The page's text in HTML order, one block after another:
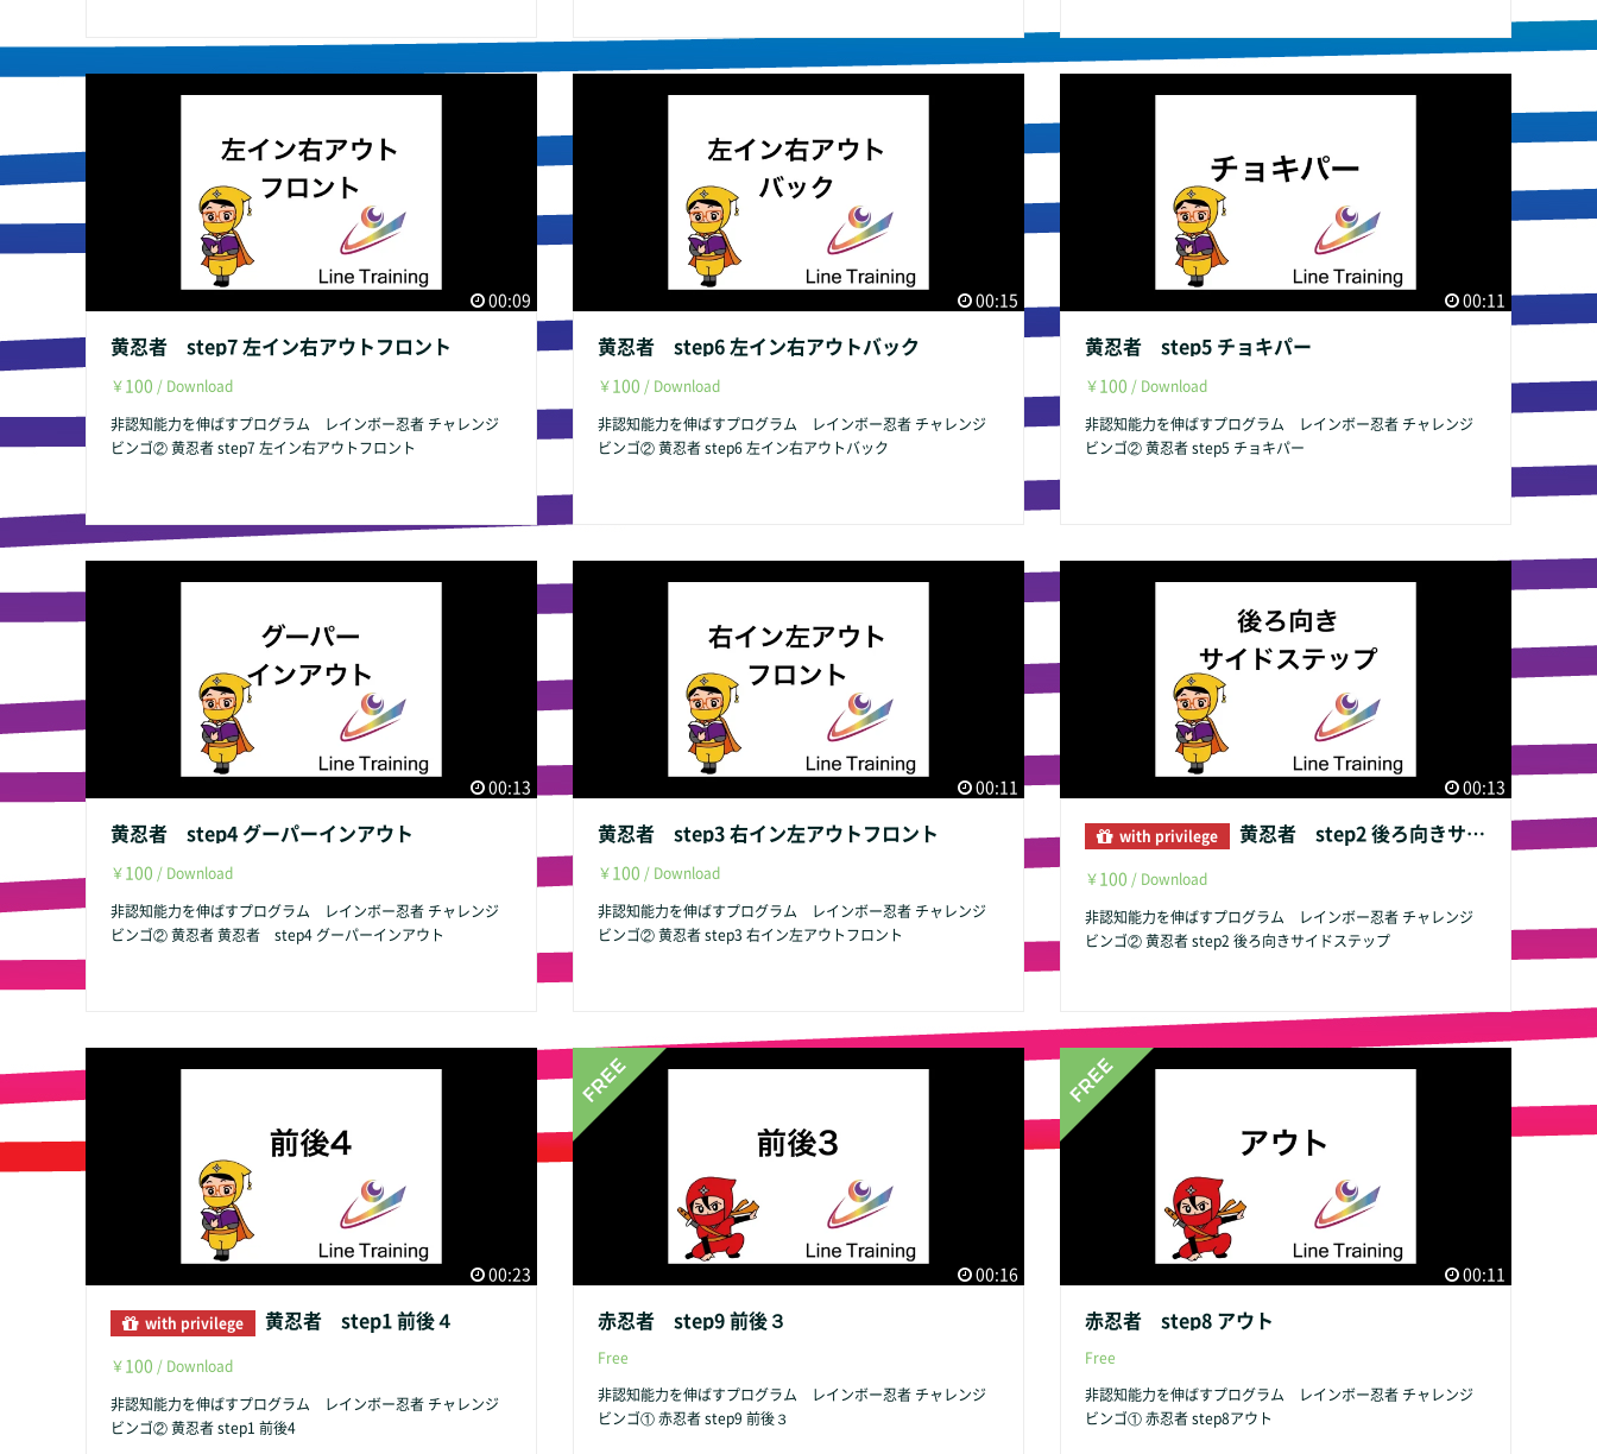
00:09
黄忍者 step7 左イン右アウトフロント
￥100 / Download
非認知能力を伸ばすプログラム レインボー忍者 チャレンジ
ビンゴ② 黄忍者 step7 左イン右アウトフロント
00:15
黄忍者 step6 左イン右アウトバック
￥100 / Download
非認知能力を伸ばすプログラム レインボー忍者 チャレンジ
ビンゴ② 黄忍者 step6 左イン右アウトバック
00:11
黄忍者 step5 チョキパー
￥100 / Download
非認知能力を伸ばすプログラム レインボー忍者 チャレンジ
ビンゴ② 黄忍者 step5 チョキパー
00:13
黄忍者 step4 グーパーインアウト
￥100 / Download
非認知能力を伸ばすプログラム レインボー忍者 チャレンジ
ビンゴ② 黄忍者 黄忍者 step4 グーパーインアウト
00:11
黄忍者 step3 右イン左アウトフロント
￥100 / Download
非認知能力を伸ばすプログラム レインボー忍者 チャレンジ
ビンゴ② 黄忍者 step3 右イン左アウトフロント
00:13
with privilege 黄忍者 step2 後ろ向きサイドステップ
￥100 / Download
非認知能力を伸ばすプログラム レインボー忍者 チャレンジ
ビンゴ② 黄忍者 step2 後ろ向きサイドステップ
00:23
with privilege 黄忍者 step1 前後４
￥100 / Download
非認知能力を伸ばすプログラム レインボー忍者 チャレンジ
ビンゴ② 黄忍者 step1 前後4
00:16
赤忍者 step9 前後３
Free
非認知能力を伸ばすプログラム レインボー忍者 チャレンジ
ビンゴ① 赤忍者 step9 前後３
00:11
赤忍者 step8 アウト
Free
非認知能力を伸ばすプログラム レインボー忍者 チャレンジ
ビンゴ① 赤忍者 step8アウト